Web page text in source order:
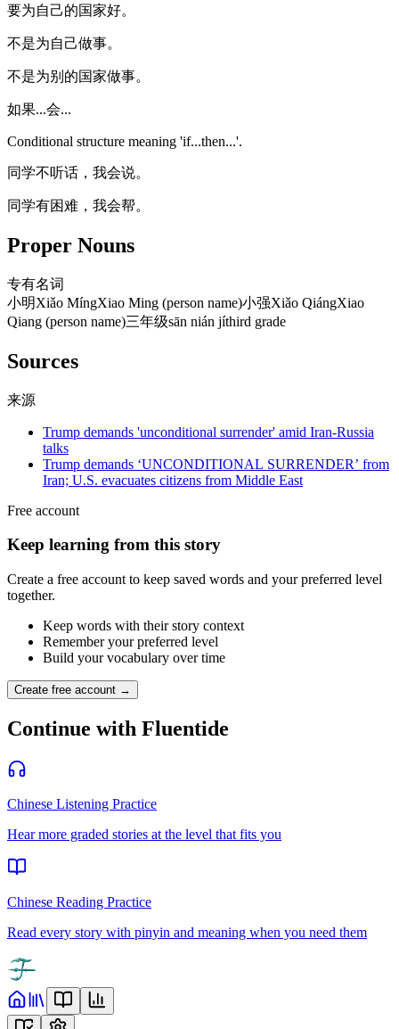
要为自己的国家好。
不是为自己做事。
不是为别的国家做事。
如果...会...
Conditional structure meaning 'if...then...'.
同学不听话，我会说。
同学有困难，我会帮。
Proper Nouns
专有名词
小明Xiǎo MíngXiao Ming (person name)小强Xiǎo QiángXiao
Qiang (person name)三年级sān nián jíthird grade
Sources
来源
Trump demands 'unconditional surrender' amid Iran-Russia
talks
Trump demands ‘UNCONDITIONAL SURRENDER’ from
Iran; U.S. evacuates citizens from Middle East
Free account
Keep learning from this story
Create a free account to keep saved words and your preferred level
together.
Keep words with their story context
Remember your preferred level
Build your vocabulary over time
Create free account →
Continue with Fluentide
Chinese Listening Practice
Hear more graded stories at the level that fits you
Chinese Reading Practice
Read every story with pinyin and meaning when you need them